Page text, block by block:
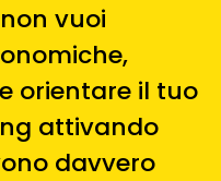
vuoi
orientare il tuo
attivando
davvero